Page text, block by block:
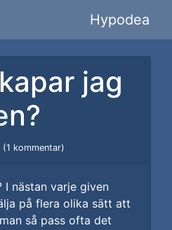
Hypodea
jag
kommentar)
nästan varje given
på flera olika sätt att
så pass ofta det